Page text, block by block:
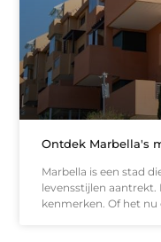
Ontdek Marbella's
Marbella is een stad
levensstijlen aantrekt.
kenmerken. Of het nu